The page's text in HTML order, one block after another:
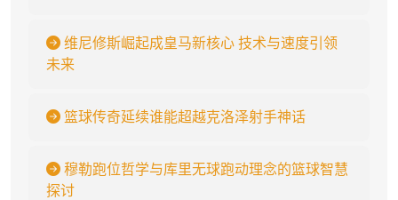
维尼修斯崛起成皇马新核心 技术与速度引领
未来
篮球传奇延续谁能超越克洛泽射手神话
穆勒跑位哲学与库里无球跑动理念的篮球智慧
探讨